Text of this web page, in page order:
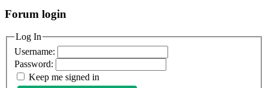
Forum login
Log In
Username:
Password:
Keep me signed in